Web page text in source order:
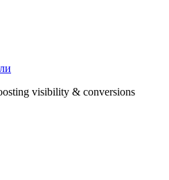
visibility & conversions